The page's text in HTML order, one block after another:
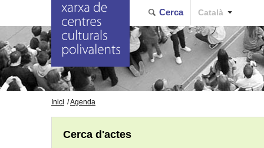
Cerca Català
Inici Agenda
Cerca d'actes